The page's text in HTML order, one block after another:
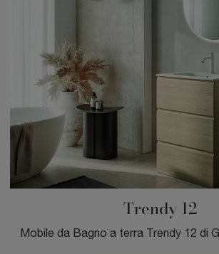
Trendy 12